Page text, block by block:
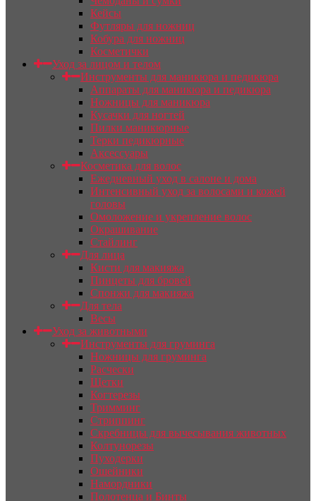
Кейсы
Футляры для ножниц
Кобура для ножниц
Косметички
Уход за лицом и телом
Инструменты для маникюра и педикюра
Аппараты для маникюра и педикюра
Ножницы для маникюра
Кусачки для ногтей
Пилки маникюрные
Терки педикюрные
Аксессуары
Косметика для волос
Ежедневный уход в салоне и дома
Интенсивный уход за волосами и кожей
головы
Омоложение и укрепление волос
Окрашивание
Стайлинг
Для лица
Кисти для макияжа
Пинцеты для бровей
Спонжи для макияжа
Для тела
Весы
Уход за животными
Инструменты для груминга
Ножницы для груминга
Расчески
Щетки
Когтерезы
Тримминг
Стриппинг
Скребницы для вычесывания животных
Колтунорезы
Пуходерки
Ошейники
Намордники
Полотенца и Бинты